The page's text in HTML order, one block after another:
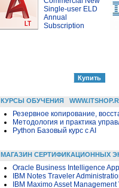
Single-user ELD
Annual
Subscription
КУРСЫ ОБУЧЕНИЯ
Резервное копирование,
Методология и практика
Python Базовый курс c AI
МАГАЗИН СЕРТИФИКАЦИОННЫХ
Oracle Business Intelligence
IBM Notes Traveler
IBM Maximo Asset